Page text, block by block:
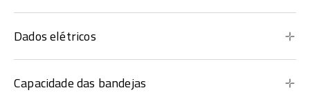
Dados elétricos
Capacidade das bandejas